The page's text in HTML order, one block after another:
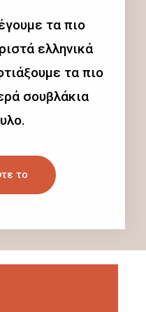
τα πιο
ελληνικά
τα πιο
σουβλάκια
το